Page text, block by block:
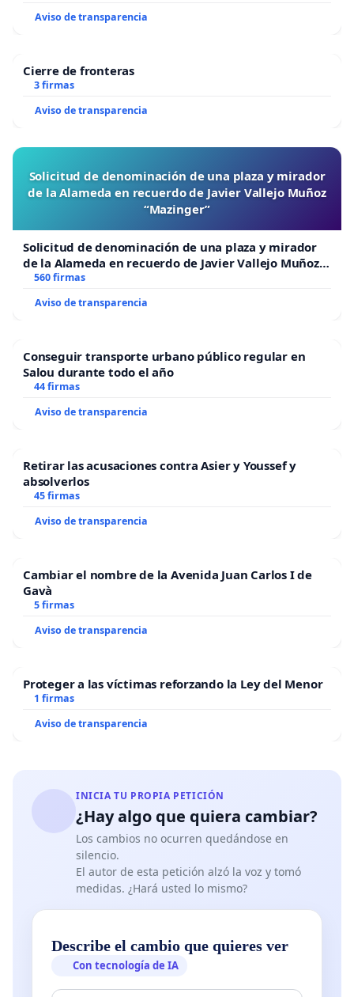
Aviso de transparencia
Cierre de fronteras
3 firmas
Aviso de transparencia
Solicitud de denominación de una plaza y mirador
de la Alameda en recuerdo de Javier Vallejo Muñoz
“Mazinger”
Solicitud de denominación de una plaza y mirador
de la Alameda en recuerdo de Javier Vallejo Muñoz
“Mazinger”
560 firmas
Aviso de transparencia
Conseguir transporte urbano público regular en
Salou durante todo el año
44 firmas
Aviso de transparencia
Retirar las acusaciones contra Asier y Youssef y
absolverlos
45 firmas
Aviso de transparencia
Cambiar el nombre de la Avenida Juan Carlos I de
Gavà
5 firmas
Aviso de transparencia
Proteger a las víctimas reforzando la Ley del Menor
1 firmas
Aviso de transparencia
INICIA TU PROPIA PETICIÓN
¿Hay algo que quiera cambiar?
Los cambios no ocurren quedándose en
silencio.
El autor de esta petición alzó la voz y tomó
medidas. ¿Hará usted lo mismo?
Describe el cambio que quieres ver
Con tecnología de IA